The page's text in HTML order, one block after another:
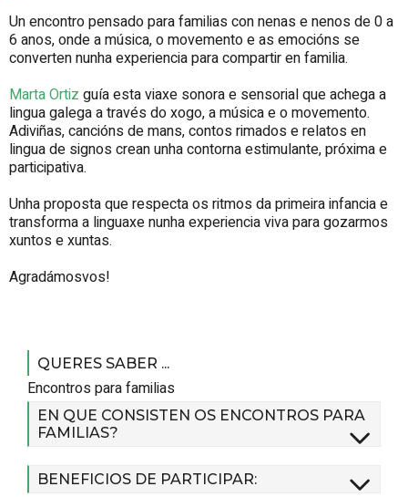
Un encontro pensado para familias con nenas e nenos de 0 a
6 anos, onde a música, o movemento e as emocións se
converten nunha experiencia para compartir en familia.
Marta Ortiz guía esta viaxe sonora e sensorial que achega a
lingua galega a través do xogo, a música e o movemento.
Adiviñas, cancións de mans, contos rimados e relatos en
lingua de signos crean unha contorna estimulante, próxima e
participativa.
Unha proposta que respecta os ritmos da primeira infancia e
transforma a linguaxe nunha experiencia viva para gozarmos
xuntos e xuntas.
Agradámosvos!
QUERES SABER ...
Encontros para familias
EN QUE CONSISTEN OS ENCONTROS PARA
FAMILIAS?
BENEFICIOS DE PARTICIPAR: